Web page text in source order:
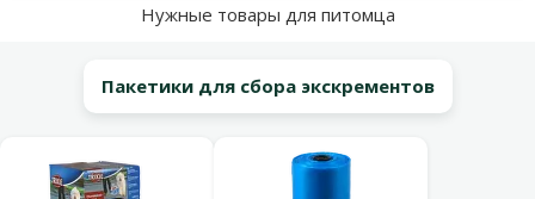
Нужные товары для питомца
Пакетики для сбора экскрементов